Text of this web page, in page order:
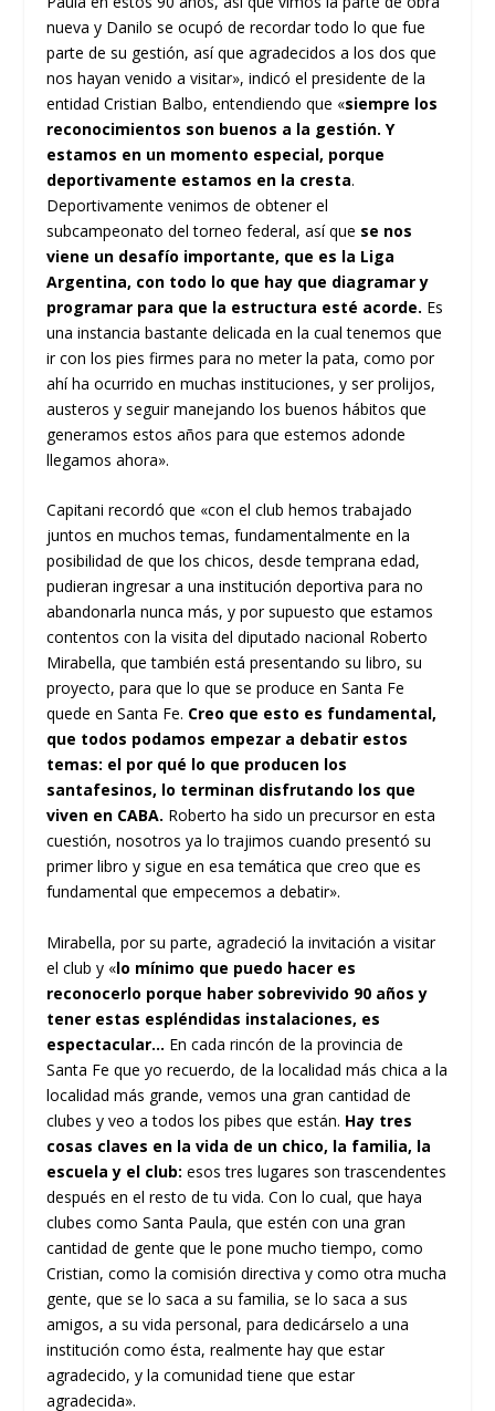
nueva y Danilo se ocupó de recordar todo lo que fue
parte de su gestión, así que agradecidos a los dos que
nos hayan venido a visitar», indicó el presidente de la
entidad Cristian Balbo, entendiendo que «siempre los
reconocimientos son buenos a la gestión. Y
estamos en un momento especial, porque
deportivamente estamos en la cresta.
Deportivamente venimos de obtener el
subcampeonato del torneo federal, así que se nos
viene un desafío importante, que es la Liga
Argentina, con todo lo que hay que diagramar y
programar para que la estructura esté acorde. Es
una instancia bastante delicada en la cual tenemos que
ir con los pies firmes para no meter la pata, como por
ahí ha ocurrido en muchas instituciones, y ser prolijos,
austeros y seguir manejando los buenos hábitos que
generamos estos años para que estemos adonde
llegamos ahora».
Capitani recordó que «con el club hemos trabajado
juntos en muchos temas, fundamentalmente en la
posibilidad de que los chicos, desde temprana edad,
pudieran ingresar a una institución deportiva para no
abandonarla nunca más, y por supuesto que estamos
contentos con la visita del diputado nacional Roberto
Mirabella, que también está presentando su libro, su
proyecto, para que lo que se produce en Santa Fe
quede en Santa Fe. Creo que esto es fundamental,
que todos podamos empezar a debatir estos
temas: el por qué lo que producen los
santafesinos, lo terminan disfrutando los que
viven en CABA. Roberto ha sido un precursor en esta
cuestión, nosotros ya lo trajimos cuando presentó su
primer libro y sigue en esa temática que creo que es
fundamental que empecemos a debatir».
Mirabella, por su parte, agradeció la invitación a visitar
el club y «lo mínimo que puedo hacer es
reconocerlo porque haber sobrevivido 90 años y
tener estas espléndidas instalaciones, es
espectacular… En cada rincón de la provincia de
Santa Fe que yo recuerdo, de la localidad más chica a la
localidad más grande, vemos una gran cantidad de
clubes y veo a todos los pibes que están. Hay tres
cosas claves en la vida de un chico, la familia, la
escuela y el club: esos tres lugares son trascendentes
después en el resto de tu vida. Con lo cual, que haya
clubes como Santa Paula, que estén con una gran
cantidad de gente que le pone mucho tiempo, como
Cristian, como la comisión directiva y como otra mucha
gente, que se lo saca a su familia, se lo saca a sus
amigos, a su vida personal, para dedicárselo a una
institución como ésta, realmente hay que estar
agradecido, y la comunidad tiene que estar
agradecida».